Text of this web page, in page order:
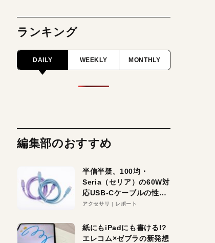
ランキング
DAILY WEEKLY MONTHLY
編集部のおすすめ
半信半疑。100均・
Seria（セリア）の60W対
応USB-Cケーブルの性能
を検証。超コスパの1本を
アクセサリ レポート
紙にもiPadにも書ける!?
エレコム×ゼブラの新発想